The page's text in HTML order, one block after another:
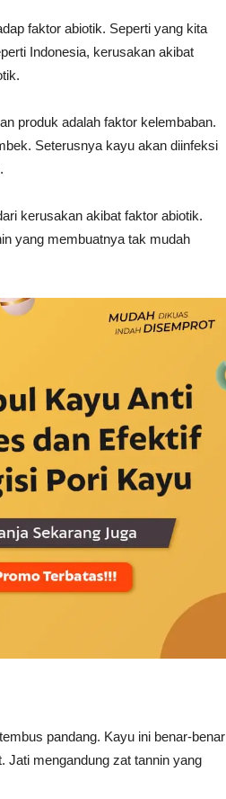
faktor abiotik. Seperti yang kita
Indonesia, kerusakan akibat
produk adalah faktor kelembaban.
Seterusnya kayu akan diinfeksi
kerusakan akibat faktor abiotik.
yang membuatnya tak mudah
pandang. Kayu ini benar-benar
Jati mengandung zat tannin yang